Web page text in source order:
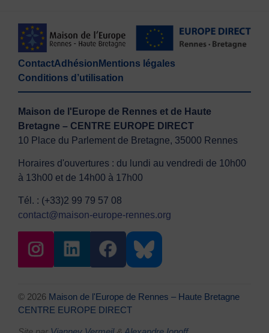
ContactAdhésion Mentions légales
Conditions d’utilisation
Maison de l'Europe de Rennes et de Haute
Bretagne – CENTRE EUROPE DIRECT
10 Place du Parlement de Bretagne, 35000 Rennes
Horaires d'ouvertures : du lundi au vendredi de 10h00
à 13h00 et de 14h00 à 17h00
Tél. : (+33)2 99 79 57 08
contact@maison-europe-rennes.org
© 2026 Maison de l'Europe de Rennes – Haute Bretagne
CENTRE EUROPE DIRECT